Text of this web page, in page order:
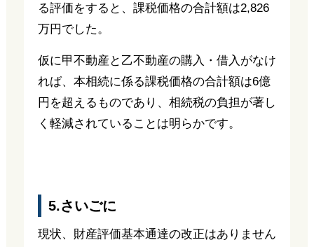
る評価をすると、課税価格の合計額は2,826
万円でした。
仮に甲不動産と乙不動産の購入・借入がなけ
れば、本相続に係る課税価格の合計額は6億
円を超えるものであり、相続税の負担が著し
く軽減されていることは明らかです。
5.さいごに
現状、財産評価基本通達の改正はありません